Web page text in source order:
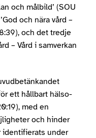
och målbild’ (SOU
och nära vård –
och det tredje
– Vård i samverkan
ett hållbart hälso-
med en
och hinder
identifierats under